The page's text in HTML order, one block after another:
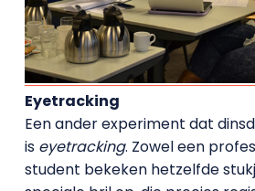
Eyetracking
Een ander experiment dat
is eyetracking. Zowel een
student bekeken hetzelfde